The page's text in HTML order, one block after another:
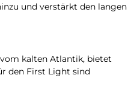
und verstärkt den langen
kalten Atlantik, bietet
den First Light sind